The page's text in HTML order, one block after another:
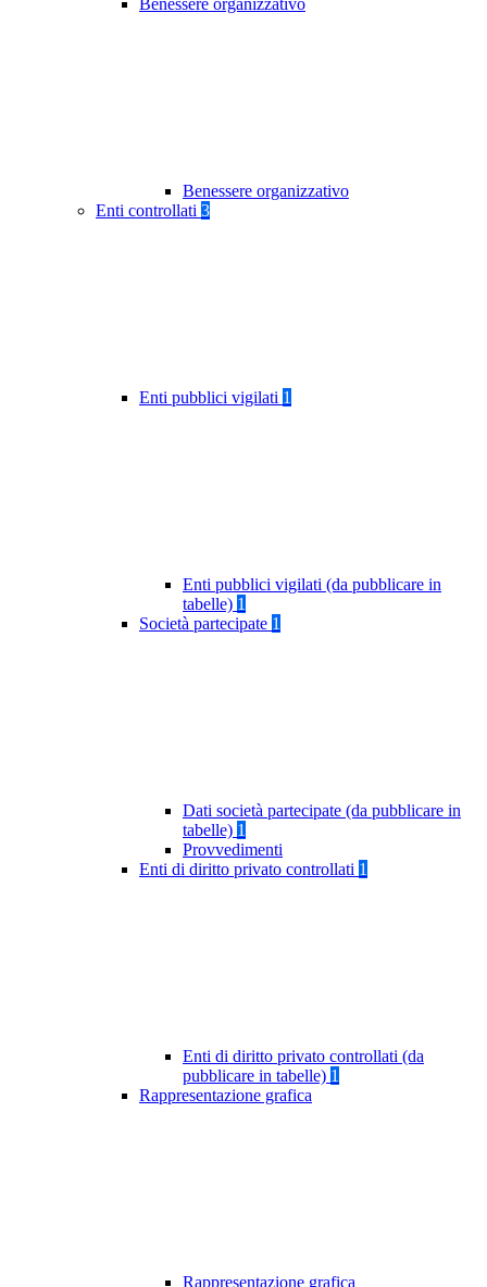
Benessere organizzativo
Benessere organizzativo
Enti controllati 3
Enti pubblici vigilati 1
Enti pubblici vigilati (da pubblicare in
tabelle) 1
Società partecipate 1
Dati società partecipate (da pubblicare in
tabelle) 1
Provvedimenti
Enti di diritto privato controllati 1
Enti di diritto privato controllati (da
pubblicare in tabelle) 1
Rappresentazione grafica
Rappresentazione grafica